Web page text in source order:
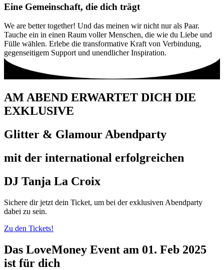
Eine Gemeinschaft, die dich trägt
We are better together! Und das meinen wir nicht nur als Paar.
Tauche ein in einen Raum voller Menschen, die wie du Liebe und
Fülle wählen. Erlebe die transformative Kraft von Verbindung,
gegenseitigem Support und unendlicher Inspiration.
AM ABEND ERWARTET DICH DIE
EXKLUSIVE
Glitter & Glamour Abendparty
mit der international erfolgreichen
DJ Tanja La Croix
Sichere dir jetzt dein Ticket, um bei der exklusiven Abendparty
dabei zu sein.
Zu den Tickets!
Das LoveMoney Event am 01. Feb 2025
ist für dich